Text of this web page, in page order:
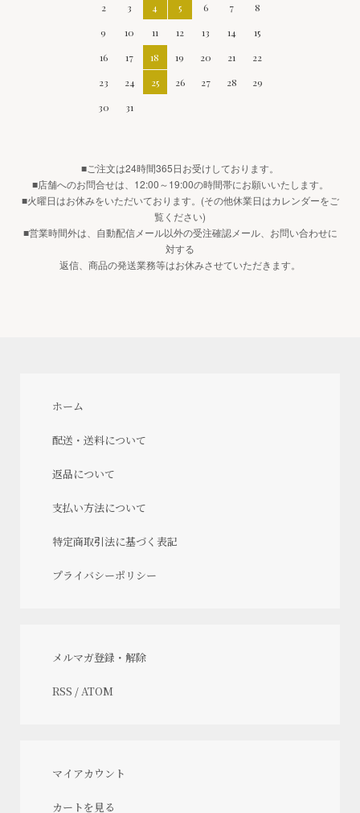
2
3 4 5 6 7
8
9
10 11 12 13 14
15
16
17 18 19 20 21
22
23
24 25 26 27 28
29
30
31
■ご注文は24時間365日お受けしております。
■店舗へのお問合せは、12:00～19:00の時間帯にお願いいたします。
■火曜日はお休みをいただいております。(その他休業日はカレンダーをご
覧ください)
■営業時間外は、自動配信メール以外の受注確認メール、お問い合わせに
対する
返信、商品の発送業務等はお休みさせていただきます。
ホーム
配送・送料について
返品について
支払い方法について
特定商取引法に基づく表記
プライバシーポリシー
メルマガ登録・解除
RSS /ATOM
マイアカウント
カートを見る